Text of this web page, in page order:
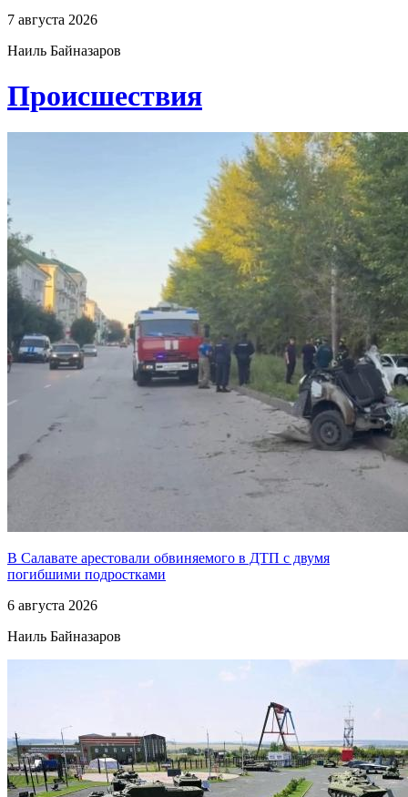
7 августа 2026
Наиль Байназаров
Проиcшествия
В Салавате арестовали обвиняемого в ДТП с двумя
погибшими подростками
6 августа 2026
Наиль Байназаров